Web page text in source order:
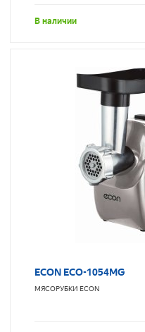
В наличии
ECON ECO-1054MG
МЯСОРУБКИ ECON